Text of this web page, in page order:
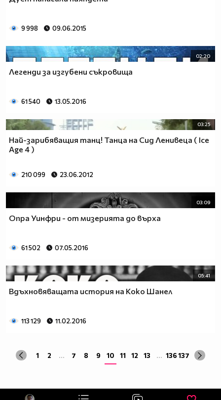
9 998 09.06.2015
02:20
Легенди за изгубени съкровища
61 540 13.05.2016
03:25
Най-зарибяващия танц! Танца на Сид Ленивеца ( Ice
Age 4 )
210 099 23.06.2012
03:09
Опра Уинфри - от мизерията до върха
61 502 07.05.2016
05:41
Вдъхновяващата история на Коко Шанел
113 129 11.02.2016
1 2 ... 7 8 9 10 11 12 13 ... 136137